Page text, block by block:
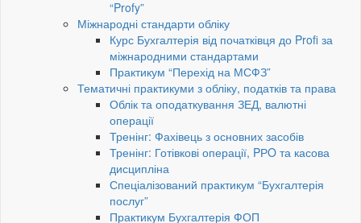
“Profy”
Міжнародні стандарти обліку
Курс Бухгалтерія від початківця до Profi за
міжнародними стандартами
Практикум “Перехід на МСФЗ”
Тематичні практикуми з обліку, податків та права
Облік та оподаткування ЗЕД, валютні
операції
Тренінг: Фахівець з основних засобів
Тренінг: Готівкові операції, PРO та касова
дисципліна
Спеціалізований практикум “Бухгалтерія
послуг”
Практикум Бухгалтерія ФОП